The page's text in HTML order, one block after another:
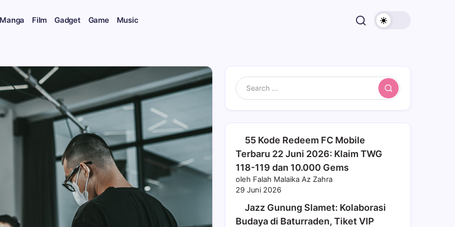
Film Gadget Game Music
Search
55 Kode Redeem FC Mobile
Terbaru 22 Juni 2026: Klaim TWG
118-119 dan 10.000 Gems
oleh Falah Malaika Az Zahra
29 Juni 2026
Jazz Gunung Slamet: Kolaborasi
Budaya di Baturraden, Tiket VIP